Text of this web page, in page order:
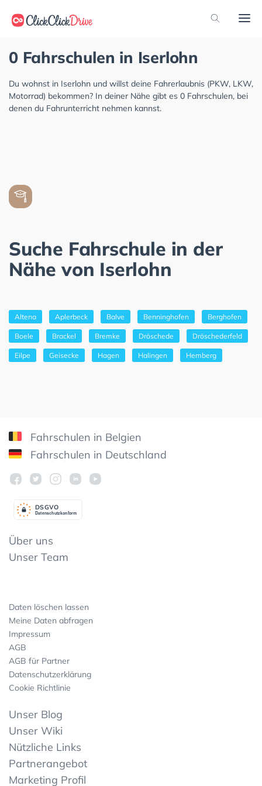
0 Fahrschulen in Iserlohn
Du wohnst in Iserlohn und willst deine Fahrerlaubnis (PKW, LKW,
Motorrad) bekommen? In deiner Nähe gibt es 0 Fahrschulen, bei
denen du Fahrunterricht nehmen kannst.
Suche Fahrschule in der
Nähe von Iserlohn
Altena Aplerbeck Balve Benninghofen Berghofen
Boele Brackel Bremke Dröschede Dröschederfeld
Eilpe Geisecke Hagen Halingen Hemberg
Fahrschulen in Belgien
Fahrschulen in Deutschland
Datenschutzkonform
DSGVO
Über uns
Unser Team
Daten löschen lassen
Meine Daten abfragen
Impressum
AGB
AGB für Partner
Datenschutzerklärung
Cookie Richtlinie
Unser Blog
Unser Wiki
Nützliche Links
Partnerangebot
Marketing Profil